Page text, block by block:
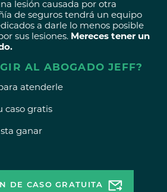
lesión causada por otra
de seguros tendrá un equipo
a darle lo menos posible
sus lesiones. Mereces tener un
AL ABOGADO JEFF?
atenderle
caso gratis
ganar
DE CASO GRATUITA